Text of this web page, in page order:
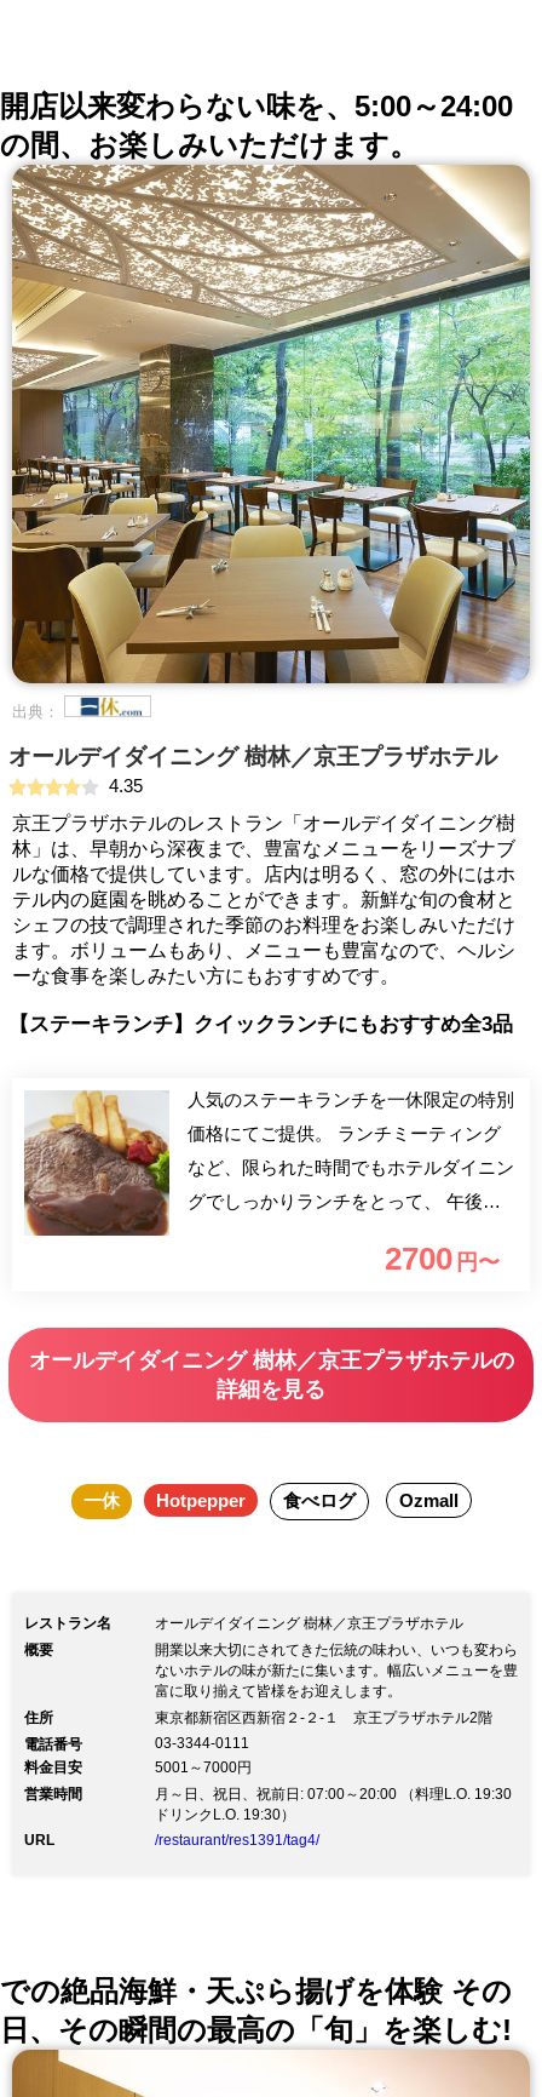
開店以来変わらない味を、5:00～24:00
の間、お楽しみいただけます。
出典：
オールデイダイニング 樹林／京王プラザホテル
4.35
京王プラザホテルのレストラン「オールデイダイニング樹
林」は、早朝から深夜まで、豊富なメニューをリーズナブ
ルな価格で提供しています。店内は明るく、窓の外にはホ
テル内の庭園を眺めることができます。新鮮な旬の食材と
シェフの技で調理された季節のお料理をお楽しみいただけ
ます。ボリュームもあり、メニューも豊富なので、ヘルシ
ーな食事を楽しみたい方にもおすすめです。
【ステーキランチ】クイックランチにもおすすめ全3品
人気のステーキランチを一休限定の特別
価格にてご提供。 ランチミーティング
など、限られた時間でもホテルダイニン
グでしっかりランチをとって、 午後の
2700 円〜
オールデイダイニング 樹林／京王プラザホテルの
詳細を見る
一休 Hotpepper 食べログ Ozmall
レストラン名
オールデイダイニング 樹林／京王プラザホテル
概要
開業以来大切にされてきた伝統の味わい、いつも変わら
ないホテルの味が新たに集います。幅広いメニューを豊
富に取り揃えて皆様をお迎えします。
住所
東京都新宿区西新宿２-２-１ 京王プラザホテル2階
電話番号
03-3344-0111
料金目安
5001～7000円
営業時間
月～日、祝日、祝前日: 07:00～20:00 （料理L.O. 19:30
ドリンクL.O. 19:30）
URL
/restaurant/res1391/tag4/
での絶品海鮮・天ぷら揚げを体験 その
日、その瞬間の最高の「旬」を楽しむ!